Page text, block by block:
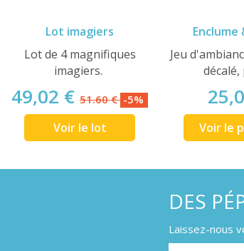
Lot imagiers
Lot de 4 magnifiques
imagiers.
49,02 € 51.60 € -5%
Voir le lot
Enclume
Jeu
décalé,
Voir le
DES
Laissez-nous